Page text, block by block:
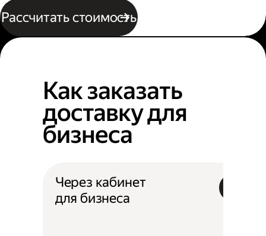
Рассчитать стоимость
Как заказать
доставку для
бизнеса
Через кабинет
для бизнеса